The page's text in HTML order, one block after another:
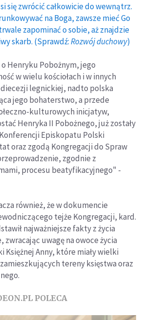
się zwrócić całkowicie do wewnątrz.
na Boga, zawsze mieć Go
zapominać o sobie, aż znajdzie
skarb. (Sprawdź:Rozwój duchowy)
Henryku Pobożnym, jego
w wielu kościołach i w innych
legnickiej, nadto polska
jego bohaterstwo, a przede
kulturowych inicjatyw,
Henryka II Pobożnego, już zostały
Episkopatu Polski
oraz zgodą Kongregacji do Spraw
zgodnie z
procesu beatyfikacyjnego" -
również, że w dokumencie
tejże Kongregacji, kard.
najważniejsze fakty z życia
zwracając uwagę na owoce życia
Księżnej Anny, które miały wielki
tereny księstwa oraz
POLECA